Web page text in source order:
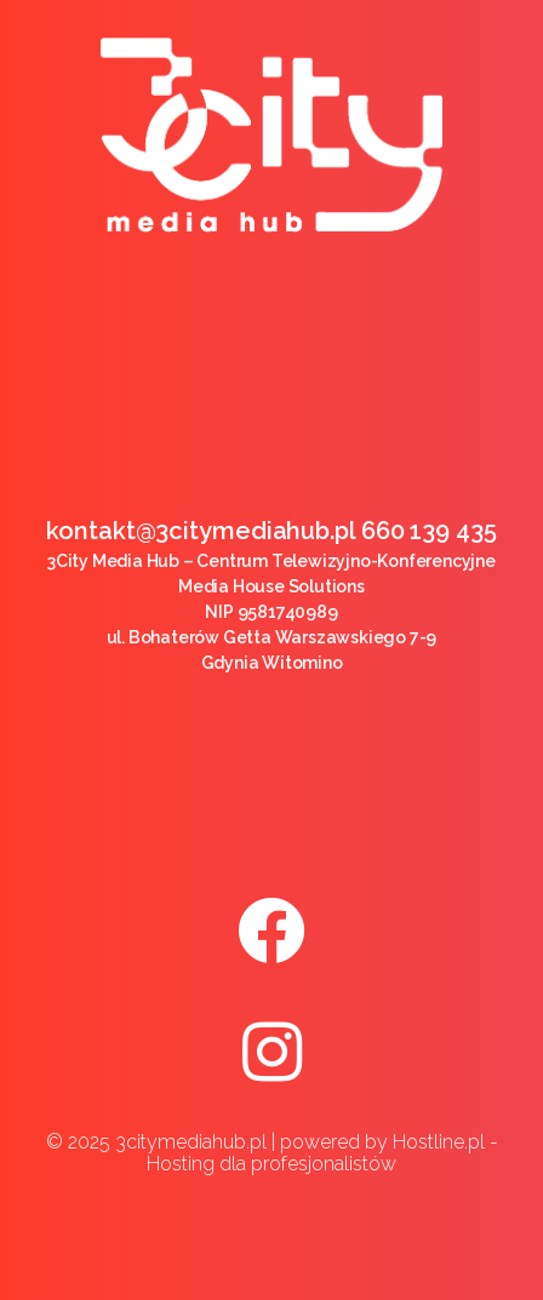
kontakt@3citymediahub.pl 660 139 435
3City Media Hub – Centrum Telewizyjno-Konferencyjne
Media House Solutions
NIP 9581740989
ul. Bohaterów Getta Warszawskiego 7-9
Gdynia Witomino
© 2025 3citymediahub.pl | powered by Hostline.pl -
Hosting dla profesjonalistów